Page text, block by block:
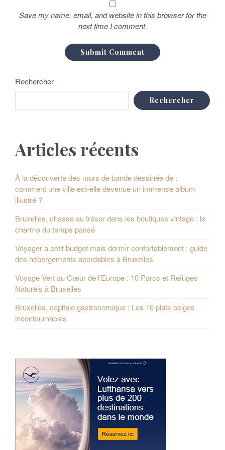
e
Save my name, email, and website in this browser for the
next time I comment.
Rechercher
Rechercher
Articles récents
À la découverte des murs de bande dessinée de :
comment une ville est-elle devenue un immense album
illustré ?
Bruxelles, chasse au trésor dans les boutiques vintage : le
charme du temps passé
Voyager à petit budget mais dormir confortablement : guide
des hébergements abordables à Bruxelles
Voyage Vert au Cœur de l’Europe : 10 Parcs et Refuges
Naturels à Bruxelles
Bruxelles, capitale gastronomique : Les 10 plats belges
incontournables